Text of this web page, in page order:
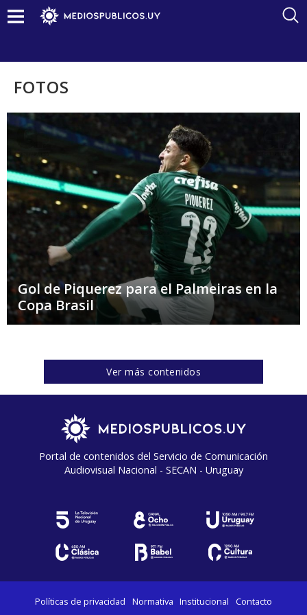
FOTOS
Gol de Piquerez para el Palmeiras en la
Copa Brasil
Ver más contenidos
Portal de contenidos del Servicio de Comunicación
Audiovisual Nacional - SECAN - Uruguay
Políticas de privacidad Normativa Institucional Contacto